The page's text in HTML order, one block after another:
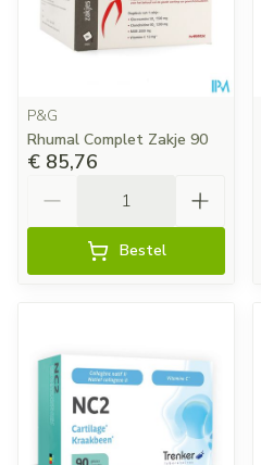
P&G
Rhumal Complet Zakje 90
€ 85,76
Bestel